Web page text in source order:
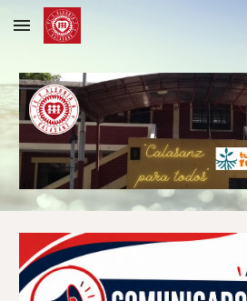
Skip to main content